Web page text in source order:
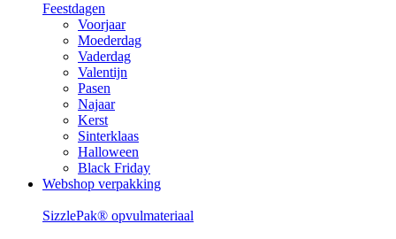
Feestdagen
Voorjaar
Moederdag
Vaderdag
Valentijn
Pasen
Najaar
Kerst
Sinterklaas
Halloween
Black Friday
Webshop verpakking
SizzlePak® opvulmateriaal